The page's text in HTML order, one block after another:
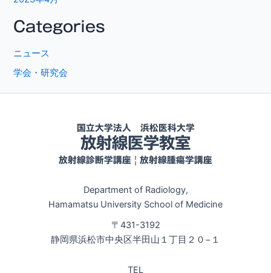
Categories
ニュース
学会・研究会
国立大学法人 浜松医科大学
放射線医学教室
放射線診断学講座 | 放射線腫瘍学講座
Department of Radiology,
Hamamatsu University School of Medicine
〒431-3192
静岡県浜松市中央区半田山１丁目２０−１
TEL